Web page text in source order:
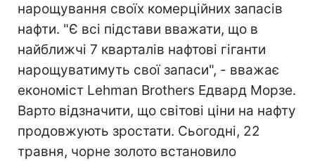
нарощування своїх комерційних запасів
нафти. "Є всі підстави вважати, що в
найближчі 7 кварталів нафтові гіганти
нарощуватимуть свої запаси", - вважає
економіст Lehman Brothers Едвард Морзе.
Варто відзначити, що світові ціни на нафту
продовжують зростати. Сьогодні, 22
травня, чорне золото встановило